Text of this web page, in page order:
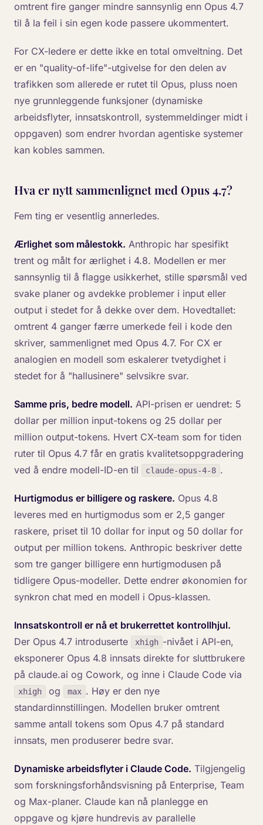
omtrent fire ganger mindre sannsynlig enn Opus 4.7
til å la feil i sin egen kode passere ukommentert.
For CX-ledere er dette ikke en total omveltning. Det
er en "quality-of-life"-utgivelse for den delen av
trafikken som allerede er rutet til Opus, pluss noen
nye grunnleggende funksjoner (dynamiske
arbeidsflyter, innsatskontroll, systemmeldinger midt i
oppgaven) som endrer hvordan agentiske systemer
kan kobles sammen.
Hva er nytt sammenlignet med Opus 4.7?
Fem ting er vesentlig annerledes.
Ærlighet som målestokk. Anthropic har spesifikt
trent og målt for ærlighet i 4.8. Modellen er mer
sannsynlig til å flagge usikkerhet, stille spørsmål ved
svake planer og avdekke problemer i input eller
output i stedet for å dekke over dem. Hovedtallet:
omtrent 4 ganger færre umerkede feil i kode den
skriver, sammenlignet med Opus 4.7. For CX er
analogien en modell som eskalerer tvetydighet i
stedet for å "hallusinere" selvsikre svar.
Samme pris, bedre modell. API-prisen er uendret: 5
dollar per million input-tokens og 25 dollar per
million output-tokens. Hvert CX-team som for tiden
ruter til Opus 4.7 får en gratis kvalitetsoppgradering
ved å endre modell-ID-en til
claude-opus-4-8 .
Hurtigmodus er billigere og raskere. Opus 4.8
leveres med en hurtigmodus som er 2,5 ganger
raskere, priset til 10 dollar for input og 50 dollar for
output per million tokens. Anthropic beskriver dette
som tre ganger billigere enn hurtigmodusen på
tidligere Opus-modeller. Dette endrer økonomien for
synkron chat med en modell i Opus-klassen.
Innsatskontroll er nå et brukerrettet kontrollhjul.
Der Opus 4.7 introduserte
xhigh -nivået i API-en,
eksponerer Opus 4.8 innsats direkte for sluttbrukere
på claude.ai og Cowork, og inne i Claude Code via
xhigh og max . Høy er den nye
standardinnstillingen. Modellen bruker omtrent
samme antall tokens som Opus 4.7 på standard
innsats, men produserer bedre svar.
Dynamiske arbeidsflyter i Claude Code. Tilgjengelig
som forskningsforhåndsvisning på Enterprise, Team
og Max-planer. Claude kan nå planlegge en
oppgave og kjøre hundrevis av parallelle